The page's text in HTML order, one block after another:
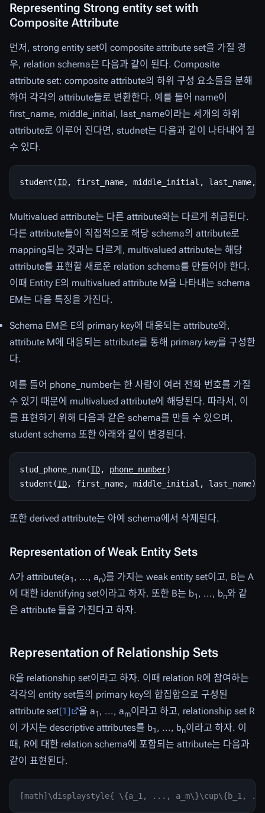
Representing Strong entity set with
Composite Attribute
먼저, strong entity set이 composite attribute set을 가질 경
우, relation schema은 다음과 같이 된다. Composite
attribute set: composite attribute의 하위 구성 요소들을 분해
하여 각각의 attribute들로 변환한다. 예를 들어 name이
first_name, middle_initial, last_name이라는 세개의 하위
attribute로 이루어 진다면, studnet는 다음과 같이 나타내어 질
수 있다.
student(ID
Multivalued attribute는 다른 attribute와는 다르게 취급된다.
다른 attribute들이 직접적으로 해당 schema의 attribute로
mapping되는 것과는 다르게, multivalued attribute는 해당
attribute를 표현할 새로운 relation schema를 만들어야 한다.
이때 Entity E의 multivalued attribute M을 나타내는 schema
EM는 다음 특징을 가진다.
Schema EM은 E의 primary key에 대응되는 attribute와,
attribute M에 대응되는 attribute를 통해 primary key를 구성한
다.
예를 들어 phone_number는 한 사람이 여러 전화 번호를 가질
수 있기 때문에 multivalued attribute에 해당된다. 따라서, 이
를 표현하기 위해 다음과 같은 schema를 만들 수 있으며,
student schema 또한 아래와 같이 변경된다.
stud_phone_num(ID, phone_number)
student(ID
또한 derived attribute는 아예 schema에서 삭제된다.
Representation of Weak Entity Sets
A가 attribute(a1 , ..., an)를 가지는 weak entity set이고, B는 A
에 대한 identifying set이라고 하자. 또한 B는 b1 , ..., bn와 같
은 attribute 들을 가진다고 하자.
Representation of Relationship Sets
R을 relationship set이라고 하자. 이때 relation R에 참여하는
각각의 entity set들의 primary key의 합집합으로 구성된
attribute set[1] 을 a1 , ..., am이라고 하고, relationship set R
이 가지는 descriptive attributes를 b1 , ..., bn이라고 하자. 이
때, R에 대한 relation schema에 포함되는 attribute는 다음과
같이 표현된다.
[math]\displaystyle{ \{a_1, ..., a_m\}\cup\{b_1,